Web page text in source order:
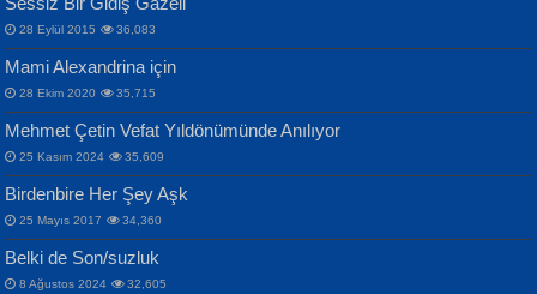
Gazze’nin Şecaati, Ümmetin İmtihanı...
MAHMUT GÜRBÜZ
İbrahim Olmak ve Bitirebilmek...
İdrakimle Üşürken...
Songül Özel
Mahzen...
NAZIM HİKMET RAN
Bir Cezaevinde, Tecritteki Adamın
Mektupları...
28 Eylül 2015 36,083
Mami Alexandrina için
28 Ekim 2020 35,715
Mehmet Çetin Vefat Yıldönümünde Anılıyor
25 Kasım 2024 35,609
Birdenbire Her Şey Aşk
25 Mayıs 2017 34,360
Belki de Son/suzluk
8 Ağustos 2024 32,605